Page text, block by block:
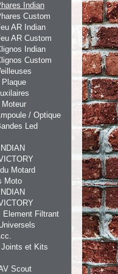
Indian
Custom
AR Indian
AR Custom
Indian
Custom
Plaque
Moteur
/ Optique
Led
Motard
Moto
Element Filtrant
Joints et Kits
Scout